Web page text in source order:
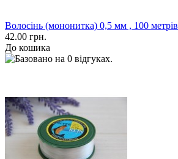
Волосінь (мононитка) 0,5 мм , 100 метрів
42.00 грн.
До кошика